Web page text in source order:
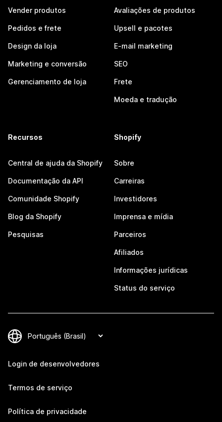
Vender produtos
Pedidos e frete
Design da loja
Marketing e conversão
Gerenciamento de loja
Avaliações de produtos
Upsell e pacotes
E-mail marketing
SEO
Frete
Moeda e tradução
Recursos
Central de ajuda da Shopify
Documentação da API
Comunidade Shopify
Blog da Shopify
Pesquisas
Shopify
Sobre
Carreiras
Investidores
Imprensa e mídia
Parceiros
Afiliados
Informações jurídicas
Status do serviço
Login de desenvolvedores
Termos de serviço
Política de privacidade